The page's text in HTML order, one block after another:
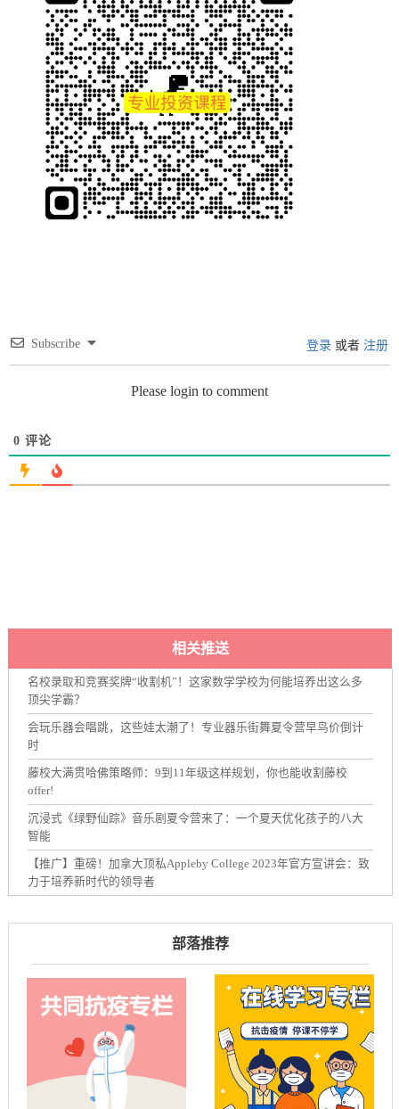
Subscribe 登录 或者 注册
Please login to comment
0 评论
相关推送
名校录取和竞赛奖牌“收割机”！这家数学学校为何能培养出这么多
顶尖学霸？
会玩乐器会唱跳，这些娃太潮了！专业器乐街舞夏令营早鸟价倒计
时
藤校大满贯哈佛策略师：9到11年级这样规划，你也能收割藤校
offer!
沉浸式《绿野仙踪》音乐剧夏令营来了：一个夏天优化孩子的八大
智能
【推广】重磅！加拿大顶私Appleby College 2023年官方宣讲会：致
力于培养新时代的领导者
部落推荐